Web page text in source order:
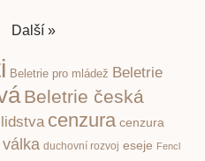
Další »
Beletrie pro mládež Beletrie
Beletrie česká
cenzura cenzura
duchovní rozvoj eseje Fencl